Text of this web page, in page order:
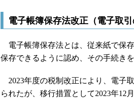
電子帳簿保存法改正（電子取引
電子帳簿保存法とは、従来紙で保
保存できるように認め、その手続き
2023年度の税制改正により、電子
られたが、移行措置として2023年12